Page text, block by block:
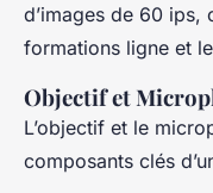
d’images de 60 ips,
formations ligne et
Objectif et
L’objectif et le
composants clés